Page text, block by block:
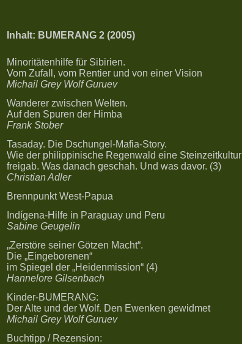
Inhalt: BUMERANG 2 (2005)
Minoritätenhilfe für Sibirien.
Vom Zufall, vom Rentier und von einer Vision
Michail Grey Wolf Guruev
Wanderer zwischen Welten.
Auf den Spuren der Himba
Frank Stober
Tasaday. Die Dschungel-Mafia-Story.
Wie der philippinische Regenwald eine Steinzeitkultur
freigab. Was danach geschah. Und was davor. (3)
Christian Adler
Brennpunkt West-Papua
Indígena-Hilfe in Paraguay und Peru
Sabine Geugelin
„Zerstöre seiner Götzen Macht“.
Die „Eingeborenen“
im Spiegel der „Heidenmission“ (4)
Hannelore Gilsenbach
Kinder-BUMERANG:
Der Alte und der Wolf. Den Ewenken gewidmet
Michail Grey Wolf Guruev
Buchtipp / Rezension: